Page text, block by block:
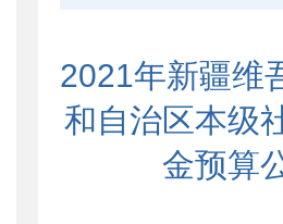
2021年新疆维
和自治区本级
金预算